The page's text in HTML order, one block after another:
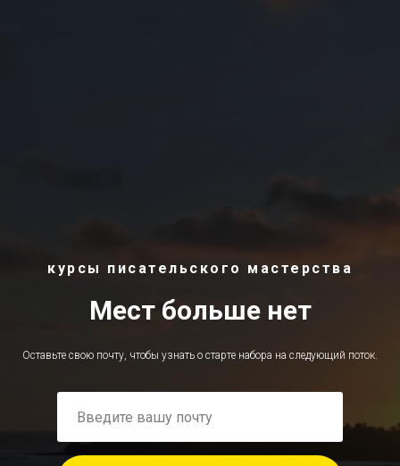
курсы писательского мастерства
Мест больше нет
Оставьте свою почту, чтобы узнать о старте набора на следующий поток.